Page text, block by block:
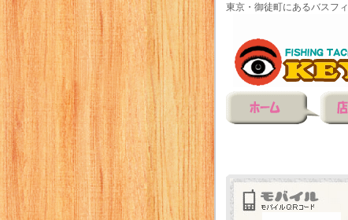
東京・御徒町にあるバスフ